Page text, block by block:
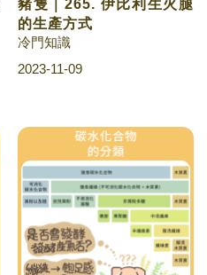
豬隻｜265. 伊比利生火腿
的生產方式
冷門知識
2023-11-09